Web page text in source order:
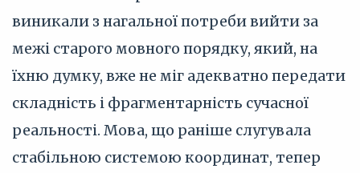
виникали з нагальної потреби вийти за
межі старого мовного порядку, який, на
їхню думку, вже не міг адекватно передати
складність і фрагментарність сучасної
реальності. Мова, що раніше слугувала
стабільною системою координат, тепер